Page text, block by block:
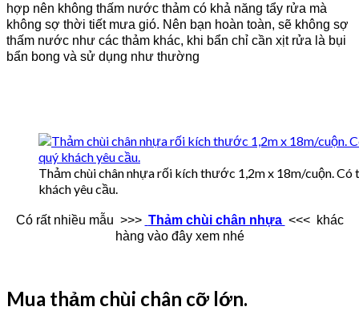
hợp nên không thấm nước thảm có khả năng tẩy rửa mà
không sợ thời tiết mưa gió. Nên bạn hoàn toàn, sẽ không sợ
thấm nước như các thảm khác, khi bẩn chỉ cần xịt rửa là bụi
bẩn bong và sử dụng như thường
Thảm chùi chân nhựa rối kích thước 1,2m x 18m/cuộn.
khách yêu cầu.
Có rất nhiều mẫu >>> Thảm chùi chân nhựa <<< khác
hàng vào đây xem nhé
Mua thảm chùi chân cỡ lớn.